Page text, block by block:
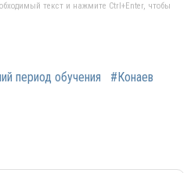
текст и нажмите Ctrl+Enter, чтобы
период обучения
#Конаев